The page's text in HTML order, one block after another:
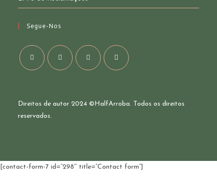
Segue-Nos
a
a
a
Direitos de autor 2024 ©HalfArroba. Todos os direitos
reservados.
[contact-form-7 id=”298″ title=”Contact form”]